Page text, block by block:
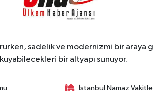
sadelik ve modernizmi bir araya
bir altyapı sunuyor.
İstanbul Namaz